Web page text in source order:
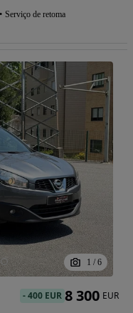
Serviço de retoma
1 / 6
-400 EUR 8 300 EUR